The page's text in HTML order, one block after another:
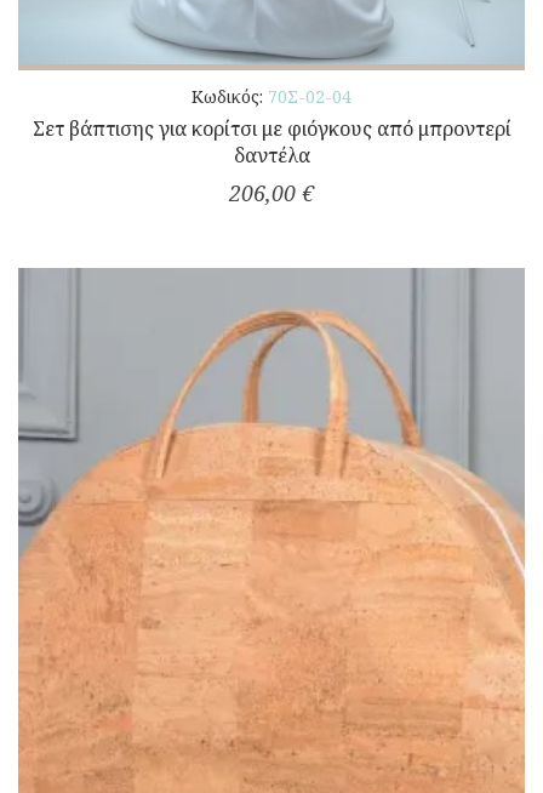
Κωδικός: 70Σ-02-04
Σετ βάπτισης για κορίτσι με φιόγκους από μπροντερί
δαντέλα
206,00 €